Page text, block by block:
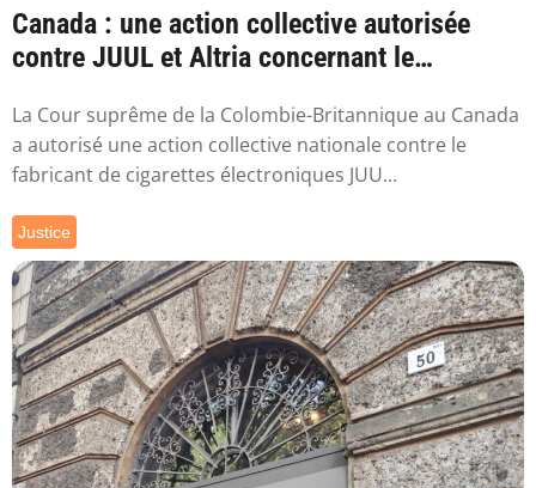
Canada : une action collective autorisée
contre JUUL et Altria concernant le
La Cour suprême de la Colombie-Britannique au Canada
a autorisé une action collective nationale contre le
fabricant de cigarettes électroniques JUU...
Justice